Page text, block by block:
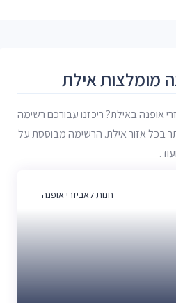
מומלצות אילת
אופנה באילת? ריכזנו עבורכם רשימה
בכל אזור אילת. הרשימה מבוססת על
חנות לאביזרי אופנה